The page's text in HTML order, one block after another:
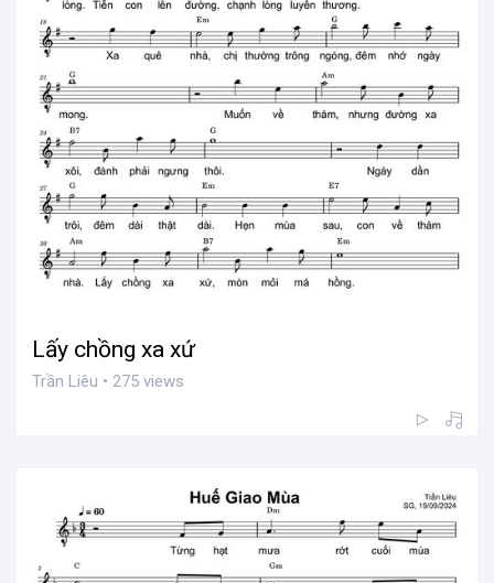
Lấy chồng xa xứ
Trần Liêu • 275 views